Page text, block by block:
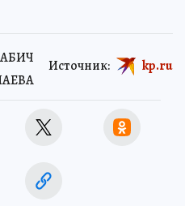
Источник: kp.ru